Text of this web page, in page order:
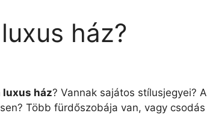
ház?
luxus ház? Vannak sajátos stílusjegyei? A
Több fürdőszobája van, vagy csodás